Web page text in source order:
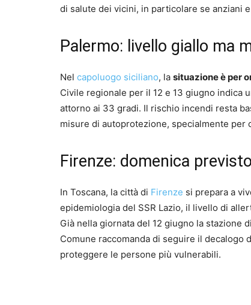
di salute dei vicini, in particolare se anziani
Palermo: livello giallo ma
Nel capoluogo siciliano, la situazione è per
Civile regionale per il 12 e 13 giugno indica
attorno ai 33 gradi. Il rischio incendi resta
misure di autoprotezione, specialmente per
Firenze: domenica
In Toscana, la città di Firenze si prepara a
epidemiologia del SSR Lazio, il livello di
Già nella giornata del 12 giugno la stazione
Comune raccomanda di seguire il
proteggere le persone più vulnerabili.